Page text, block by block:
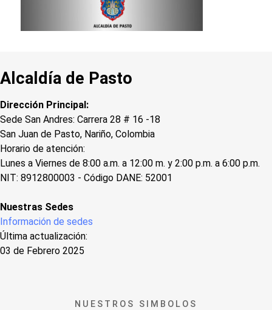
Alcaldía de Pasto
Dirección Principal:
Sede San Andres: Carrera 28 # 16 -18
San Juan de Pasto, Nariño, Colombia
Horario de atención:
Lunes a Viernes de 8:00 a.m. a 12:00 m. y 2:00 p.m. a 6:00 p.m.
NIT: 8912800003 - Código DANE: 52001
Nuestras Sedes
Información de sedes
Última actualización:
03 de Febrero 2025
NUESTROS SIMBOLOS